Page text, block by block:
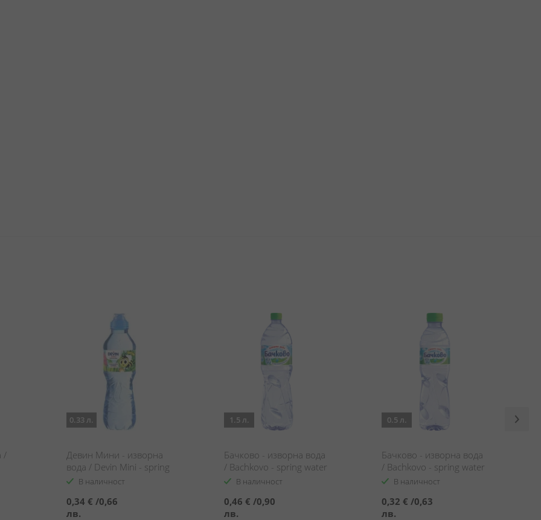
/
0.33 л.
Девин Мини - изворна
вода / Devin Mini - spring
waterВ наличност
0,34 € /0,66
лв.
1.5 л.
Бачково - изворна вода
/ Bachkovo - spring water
В наличност
0,46 € /0,90
лв.
0.5 л.
Бачково - изворна вода
/ Bachkovo - spring water
В наличност
0,32 € /0,63
лв.